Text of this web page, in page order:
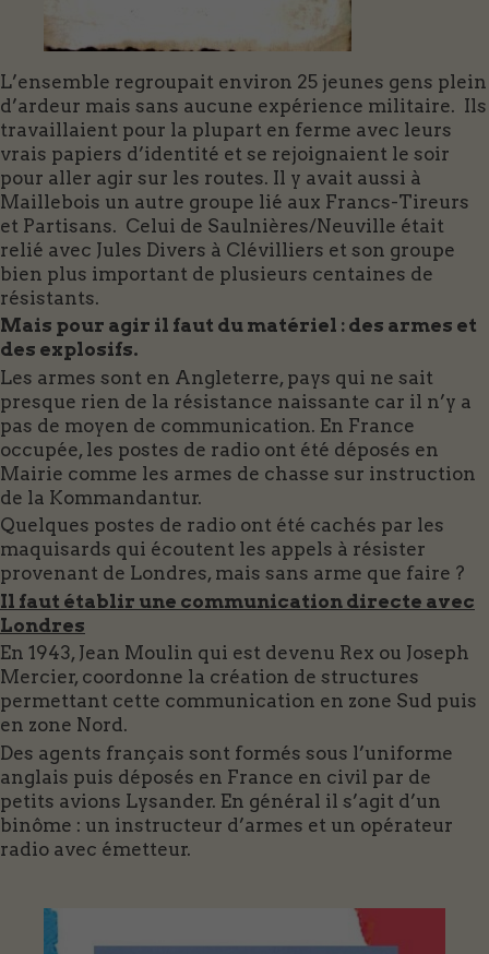
L’ensemble regroupait environ 25 jeunes gens plein
d’ardeur mais sans aucune expérience militaire. Ils
travaillaient pour la plupart en ferme avec leurs
vrais papiers d’identité et se rejoignaient le soir
pour aller agir sur les routes. Il y avait aussi à
Maillebois un autre groupe lié aux Francs-Tireurs
et Partisans. Celui de Saulnières/Neuville était
relié avec Jules Divers à Clévilliers et son groupe
bien plus important de plusieurs centaines de
résistants.
Mais pour agir il faut du matériel : des armes et
des explosifs.
Les armes sont en Angleterre, pays qui ne sait
presque rien de la résistance naissante car il n’y a
pas de moyen de communication. En France
occupée, les postes de radio ont été déposés en
Mairie comme les armes de chasse sur instruction
de la Kommandantur.
Quelques postes de radio ont été cachés par les
maquisards qui écoutent les appels à résister
provenant de Londres, mais sans arme que faire ?
Il faut établir une communication directe avec
Londres
En 1943, Jean Moulin qui est devenu Rex ou Joseph
Mercier, coordonne la création de structures
permettant cette communication en zone Sud puis
en zone Nord.
Des agents français sont formés sous l’uniforme
anglais puis déposés en France en civil par de
petits avions Lysander. En général il s’agit d’un
binôme : un instructeur d’armes et un opérateur
radio avec émetteur.